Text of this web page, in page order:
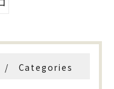
Categories